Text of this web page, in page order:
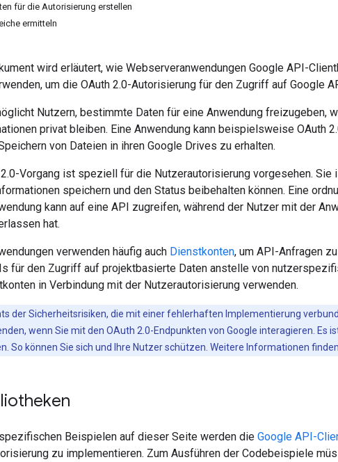
für die Autorisierung erstellen
ermitteln
wird erläutert, wie Webserveranwendungen Google API-
um die OAuth 2.0-Autorisierung für den Zugriff auf Google
Nutzern, bestimmte Daten für eine Anwendung freizugeben,
privat bleiben. Eine Anwendung kann beispielsweise OAuth
von Dateien in ihren Google Drives zu erhalten.
2.0-Vorgang ist speziell für die Nutzerautorisierung vorgesehen.
speichern und den Status beibehalten können. Eine
kann auf eine API zugreifen, während der Nutzer mit der
hat.
verwenden häufig auch Dienstkonten, um API-Anfragen
für den Zugriff auf projektbasierte Daten anstelle von
in Verbindung mit der Nutzerautorisierung verwenden.
der Sicherheitsrisiken, die mit einer fehlerhaften Implementierung
wenn Sie mit den OAuth 2.0-Endpunkten von Google interagieren. Es
So können Sie sich und Ihre Nutzer schützen. Weitere Informationen
Beispielen auf dieser Seite werden die Google API-
zu implementieren. Zum Ausführen der Codebeispiele